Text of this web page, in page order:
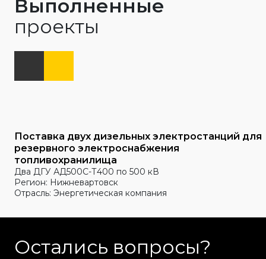
Выполненные
проекты
Поставка двух дизельных электростанций для
резервного электроснабжения
топливохранилища
Два ДГУ АД500С-Т400 по 500 кВ
Регион: Нижневартовск
Отрасль: Энергетическая компания
Остались вопросы?